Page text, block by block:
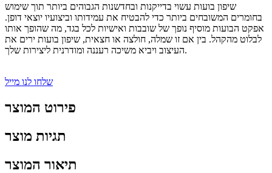
שיפון בועות עשוי בדייקנות ובחדשנות הגבוהים ביותר תוך שימוש
בחומרים המשובחים ביותר כדי להבטיח את עמידותו וביצועיו יוצאי דופן.
אפקט הבועות מוסיף נופך של שובבות ואישיות לכל בגד, מה שהופך אותו
לבלוט מהקהל. בין אם זו שמלה, חולצה או חצאית, שיפון בועות ירים את
העיצוב ויביא משיכה רעננה ומודרנית ליצירות שלך.
שלחו לנו מייל
פירוט המוצר
תגיות מוצר
תיאור המוצר